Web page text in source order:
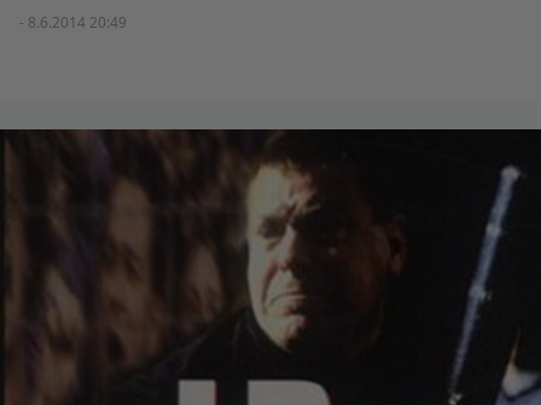
- 8.6.2014 20:49